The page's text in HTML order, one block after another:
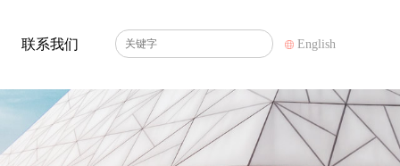
联系我们 English